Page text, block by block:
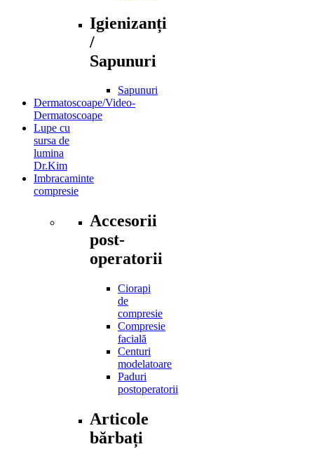
Igienizanți
/
Sapunuri
Sapunuri
Dermatoscoape/Video-
Dermatoscoape
Lupe cu
sursa de
lumina
Dr.Kim
Imbracaminte
compresie
Accesorii
post-
operatorii
Ciorapi
de
compresie
Compresie
facială
Centuri
modelatoare
Paduri
postoperatorii
Articole
bărbați